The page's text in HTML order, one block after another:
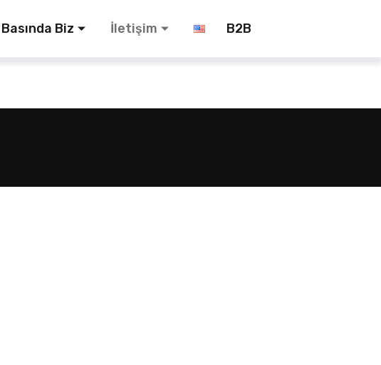
Basında Biz İletişim B2B